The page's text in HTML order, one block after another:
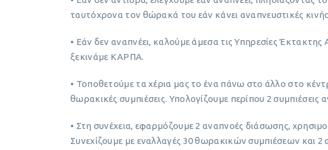
ταυτόχρονα τον θώρακά του εάν κάνει αναπνευστικές
• Εάν δεν αναπνέει, καλούμε άμεσα τις Υπηρεσίες
ξεκινάμε ΚΑΡΠΑ.
• Τοποθετούμε τα χέρια μας το ένα πάνω στο άλλο στο
θωρακικές συμπιέσεις. Υπολογίζουμε περίπου 2 συμπιέσεις
• Στη συνέχεια, εφαρμόζουμε 2 αναπνοές διάσωσης,
Συνεχίζουμε με εναλλαγές 30 θωρακικών συμπιέσεων και